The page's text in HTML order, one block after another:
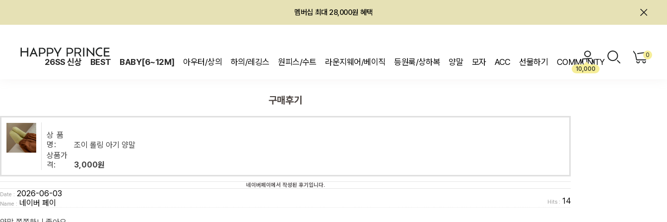
회원전용 아울렛, 가입하면 ~60% 할인!
26SS 신상 BEST BABY[6~12M] 아우터/상의 하의/레깅스 원피스/수트 라운지웨어/베이직 등원룩/상하복 양말 모자 ACC 선물하기 COMMUNITY
10,000
0
구매후기
상 품
명:
조이 롤링 아기 양말
상품가
격:
3,000원
네이버페이에서 작성된 후기입니다.
Date : 2026-06-03
Name : 네이버 페이 Hits : 14